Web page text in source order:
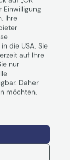
die auf der
ihren
für das
auf der XBOX
an Ihre
und ist
Einwilligung
Ihre
die USA. Sie
auf Ihre
nur
Daher
möchten.